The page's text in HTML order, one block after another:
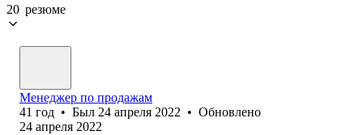
20 резюме
Менеджер по продажам
41 год • Был 24 апреля 2022 • Обновлено
24 апреля 2022